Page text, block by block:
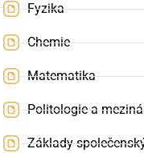
Fyzika
Chemie
Matematika
Politologie a
Základy